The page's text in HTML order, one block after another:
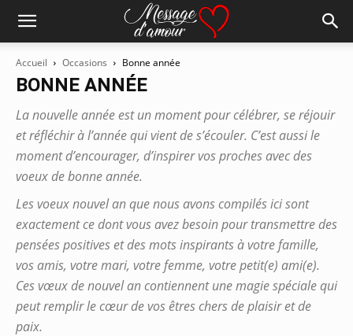
Accueil Occasions Bonne année
BONNE ANNÉE
La nouvelle année est un moment pour célébrer, se réjouir
et réfléchir à l’année qui vient de s’écouler. C’est aussi le
moment d’encourager, d’inspirer vos proches avec des
voeux de bonne année.
Les voeux nouvel an que nous avons compilés ici sont
exactement ce dont vous avez besoin pour transmettre des
pensées positives et des mots inspirants à votre famille,
vos amis, votre mari, votre femme, votre petit(e) ami(e).
Ces vœux de nouvel an contiennent une magie spéciale qui
peut remplir le cœur de vos êtres chers de plaisir et de
paix.